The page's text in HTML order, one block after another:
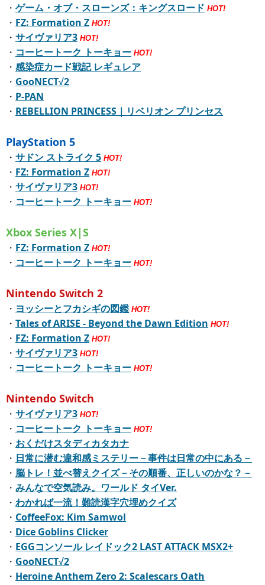
・ ゲーム・オブ・スローンズ：キングスロード HOT!
・ FZ: Formation Z HOT!
・ サイヴァリア3 HOT!
・ コーヒートーク トーキョー HOT!
・ 感染症カード戦記 レギュレア
・ GooNECT√2
・ P-PAN
・ REBELLION PRINCESS｜リベリオン プリンセス
PlayStation 5
・ サドン ストライク 5 HOT!
・ FZ: Formation Z HOT!
・ サイヴァリア3 HOT!
・ コーヒートーク トーキョー HOT!
Xbox Series X|S
・ FZ: Formation Z HOT!
・ コーヒートーク トーキョー HOT!
Nintendo Switch 2
・ ヨッシーとフカシギの図鑑 HOT!
・ Tales of ARISE - Beyond the Dawn Edition HOT!
・ FZ: Formation Z HOT!
・ サイヴァリア3 HOT!
・ コーヒートーク トーキョー HOT!
Nintendo Switch
・ サイヴァリア3 HOT!
・ コーヒートーク トーキョー HOT!
・ おくだけスタディカタカナ
・ 日常に潜む違和感ミステリー－事件は日常の中にある－
・ 脳トレ！並べ替えクイズ－その順番、正しいのかな？－
・ みんなで空気読み。ワールド タイVer.
・ わかれば一流！難読漢字穴埋めクイズ
・ CoffeeFox: Kim Samwol
・ Dice Goblins Clicker
・ EGGコンソール レイドック2 LAST ATTACK MSX2+
・ GooNECT√2
・ Heroine Anthem Zero 2: Scalescars Oath